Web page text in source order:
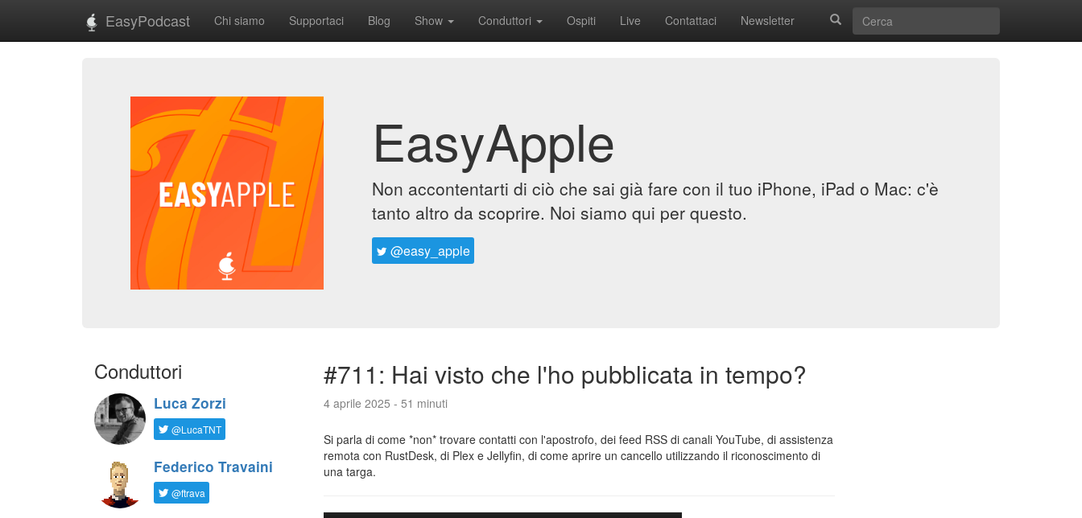
EasyPodcast Chi siamo Supportaci Blog Show Conduttori Ospiti Live Contattaci Newsletter
EasyApple
Non accontentarti di ciò che sai già fare con il tuo iPhone, iPad o Mac: c'è
tanto altro da scoprire. Noi siamo qui per questo.
@easy_apple
Conduttori
Luca Zorzi
@LucaTNT
Federico Travaini
@ftrava
#711: Hai visto che l'ho pubblicata in tempo?
4 aprile 2025 - 51 minuti
Si parla di come *non* trovare contatti con l'apostrofo, dei feed RSS di canali YouTube, di assistenza
remota con RustDesk, di Plex e Jellyfin, di come aprire un cancello utilizzando il riconoscimento di
una targa.